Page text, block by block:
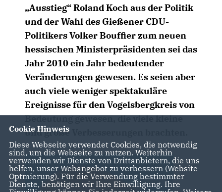
Ausstieg“ Roland Koch aus der Politik
und der Wahl des Gießener CDU-
Politikers Volker Bouffier zum neuen
hessischen Ministerpräsidenten sei das
Jahr 2010 ein Jahr bedeutender
Veränderungen gewesen. Es seien aber
auch viele weniger spektakuläre
Ereignisse für den Vogelsbergkreis von
Bedeutung gewesen, die viele kleine
und große Verbesserungen brachten.
Cookie Hinweis
Diese Webseite verwendet Cookies, die notwendig
sind, um die Webseite zu nutzen. Weiterhin
verwenden wir Dienste von Drittanbietern, die uns
helfen, unser Webangebot zu verbessern (Website-
Optmierung). Für die Verwendung bestimmter
Dienste, benötigen wir Ihre Einwilligung. Ihre